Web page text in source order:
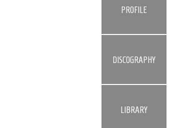
PROFILE
DISCOGRAPHY
LIBRARY